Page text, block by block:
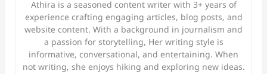
Athira is a seasoned content writer with 3+ years of
experience crafting engaging articles, blog posts, and
website content. With a background in journalism and
a passion for storytelling, Her writing style is
informative, conversational, and entertaining. When
not writing, she enjoys hiking and exploring new ideas.